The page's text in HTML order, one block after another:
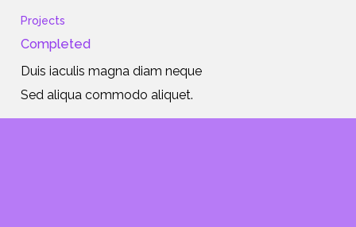
Projects
Completed
Duis iaculis magna diam neque
Sed aliqua commodo aliquet.